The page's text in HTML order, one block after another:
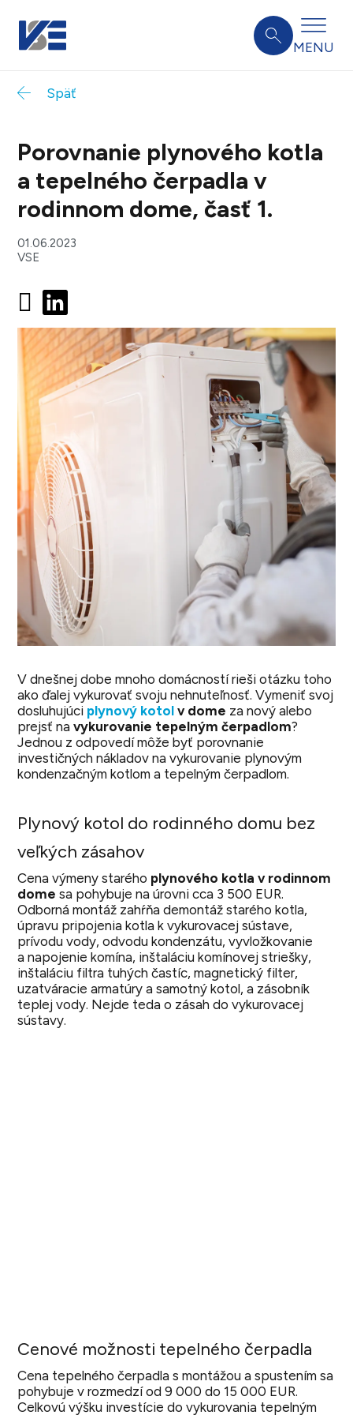
MENU
Späť
Porovnanie plynového kotla
a tepelného čerpadla v
rodinnom dome, časť 1.
01.06.2023
VSE
V dnešnej dobe mnoho domácností rieši otázku toho
ako ďalej vykurovať svoju nehnuteľnosť. Vymeniť svoj
dosluhujúci plynový kotol v dome za nový alebo
prejsť navykurovanie tepelným čerpadlom?
Jednou z odpovedí môže byť porovnanie
investičných nákladov na vykurovanie plynovým
kondenzačným kotlom a tepelným čerpadlom.
Plynový kotol do rodinného domu bez
veľkých zásahov
Cena výmeny starého plynového kotla v rodinnom
dome sa pohybuje na úrovni cca 3 500 EUR.
Odborná montáž zahŕňa demontáž starého kotla,
úpravu pripojenia kotla k vykurovacej sústave,
prívodu vody, odvodu kondenzátu, vyvložkovanie
a napojenie komína, inštaláciu komínovej striešky,
inštaláciu filtra tuhých častíc, magnetický filter,
uzatváracie armatúry a samotný kotol, a zásobník
teplej vody. Nejde teda o zásah do vykurovacej
sústavy.
Cenové možnosti tepelného čerpadla
Cena tepelného čerpadla s montážou a spustením sa
pohybuje v rozmedzí od 9 000 do 15 000 EUR.
Celkovú výšku investície do vykurovania tepelným